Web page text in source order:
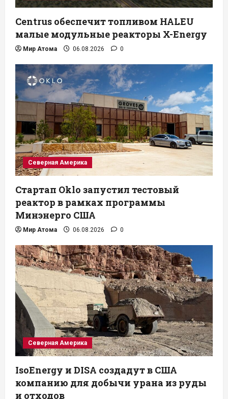
Centrus обеспечит топливом HALEU
малые модульные реакторы X-Energy
Мир Атома 06.08.2026 0
Северная Америка
Стартап Oklo запустил тестовый
реактор в рамках программы
Минэнерго США
Мир Атома 06.08.2026 0
Северная Америка
IsoEnergy и DISA создадут в США
компанию для добычи урана из руды
и отходов